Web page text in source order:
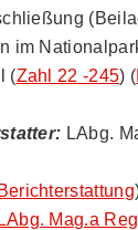
im
(Zahl 22 -245) (
LAbg.
Mag.a